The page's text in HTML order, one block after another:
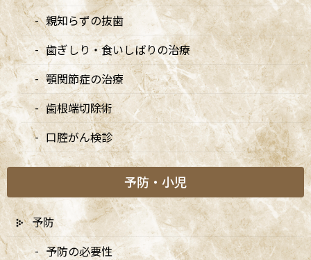
7/20は9:00〜15:00診療、8/10・8/11は休診です
2026/07/03
7月・8月の矯正診療日のお知らせ
2026/07/03
8月・9月の診療日変更のお知らせ
2026/04/13
5/3・4休診、5/5・6は9:00〜15:00診療、6/14は休
診です
2026/04/10
親知らずの抜歯
歯ぎしり・食いしばりの治療
顎関節症の治療
歯根端切除術
口腔がん検診
予防・小児
予防
予防の必要性